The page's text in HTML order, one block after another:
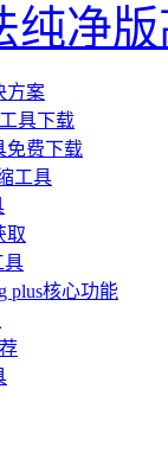
纯净
方案
具下载
免费下载
工具
取
具
plus核心功能